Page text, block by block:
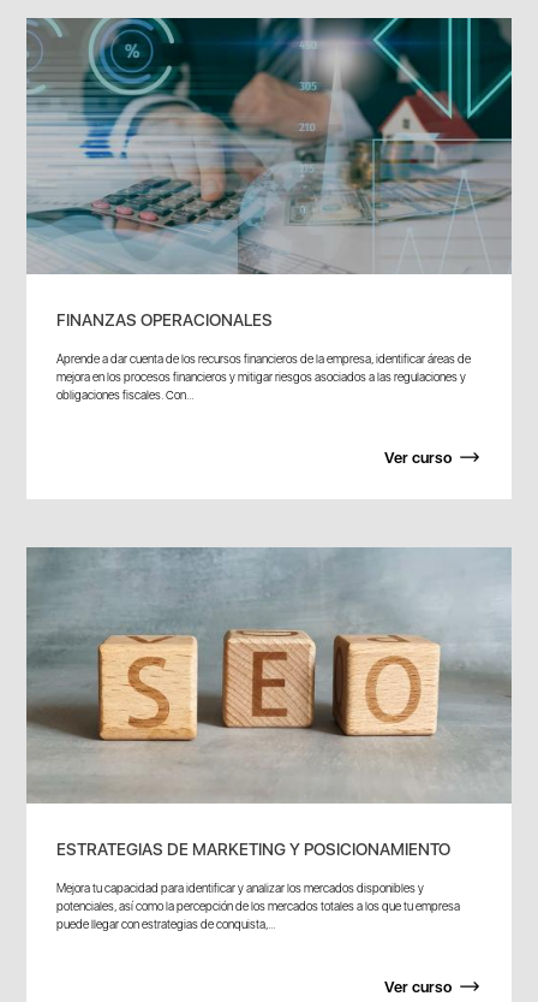
FINANZAS OPERACIONALES
Aprende a dar cuenta de los recursos financieros de la empresa, identificar áreas de
mejora en los procesos financieros y mitigar riesgos asociados a las regulaciones y
obligaciones fiscales. Con...
Ver curso
ESTRATEGIAS DE MARKETING Y POSICIONAMIENTO
Mejora tu capacidad para identificar y analizar los mercados disponibles y
potenciales, así como la percepción de los mercados totales a los que tu empresa
puede llegar con estrategias de conquista,...
Ver curso